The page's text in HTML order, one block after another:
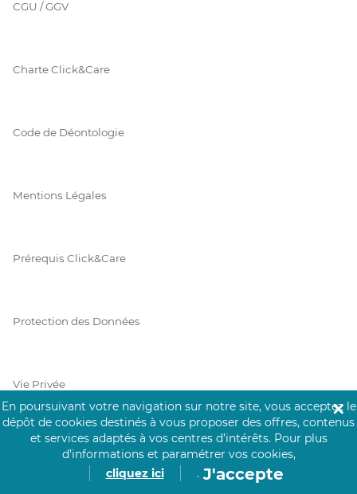
CGU / GGV
Charte Click&Care
Code de Déontologie
Mentions Légales
Prérequis Click&Care
Protection des Données
Vie Privée
PAIEMENT SÉCURISÉ
La collecte de vos informations de carte bancaire est cryptée
En poursuivant votre navigation sur notre site, vous acceptez le
dépôt de cookies destinés à vous proposer des offres, contenus
et services adaptés à vos centres d’intérêts. Pour plus
d’informations et paramétrer vos cookies,
cliquez ici
. J'accepte
✕